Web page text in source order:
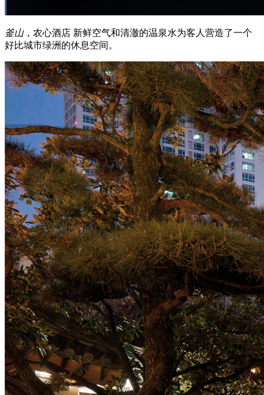
釜山， 农心酒店 新鲜空气和清澈的温泉水为客人营造了一个
好比城市绿洲的休息空间。